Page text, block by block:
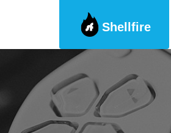
Shellfire